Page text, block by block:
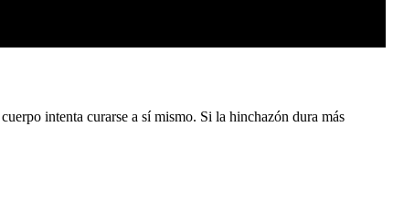
intenta curarse a sí mismo. Si la hinchazón dura más